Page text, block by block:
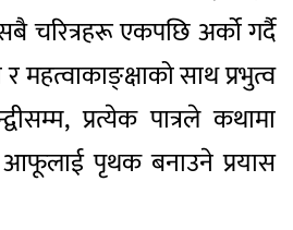
चरित्रहरू एकपछि अर्को गर्दै
र महत्वाकाङ्क्षाको साथ प्रभुत्व
प्रत्येक पात्रले कथामा
पृथक बनाउने प्रयास